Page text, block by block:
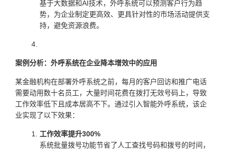
基于大数据和AI技术，外呼系统可以预测客户行为趋
势，为企业制定更高效、更具针对性的市场活动提供支
持，避免资源浪费。
案例分析：外呼系统在企业降本增效中的应用
某金融机构在部署外呼系统之前，每月的客户回访和推广电话
需要动用数十名员工，大量时间花费在拨打无效号码上，导致
工作效率低下且成本居高不下。通过引入智能外呼系统，该企
业实现了以下效果：
工作效率提升300%
系统批量拨号功能节省了人工查找号码和拨号的时间，